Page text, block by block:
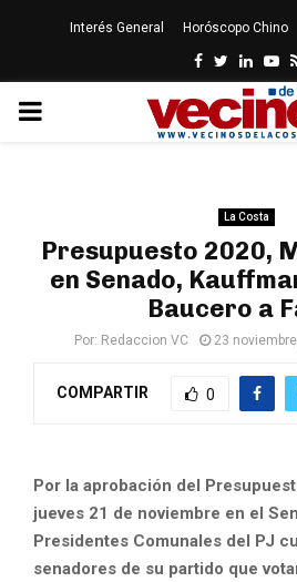
Interés General Horóscopo Chino
Facebook
Twitter
PRIMARY
La Costa
Presupuesto 2020,
en Senado,
Baucero a
Por: Redaccion VC 23
COMPARTIR 0
Por la aprobación del
jueves 21 de noviembre en el
Presidentes Comunales del PJ
senadores de su partido que